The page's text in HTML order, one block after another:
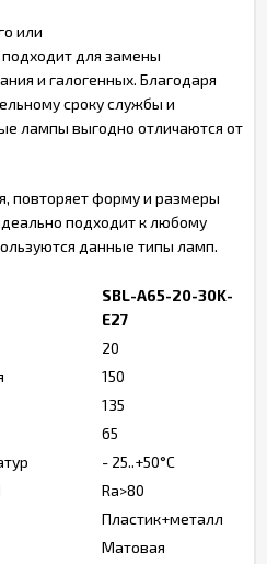
или
для замены
и галогенных. Благодаря
сроку службы и
лампы выгодно отличаются от
повторяет форму и размеры
подходит к любому
данные типы ламп.
SBL-A65-20-30K-
E27
20
150
135
65
- 25..+50°C
Ra>80
Пластик+металл
Матовая